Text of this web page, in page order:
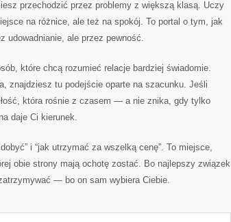
przechodzić przez problemy z większą klasą. Uczy
na różnice, ale też na spokój. To portal o tym, jak
udowadnianie, ale przez pewność.
które chcą rozumieć relacje bardziej świadomie.
znajdziesz tu podejście oparte na szacunku. Jeśli
która rośnie z czasem — a nie znika, gdy tylko
daje Ci kierunek.
i “jak utrzymać za wszelką cenę”. To miejsce,
obie strony mają ochotę zostać. Bo najlepszy związek
— bo on sam wybiera Ciebie.